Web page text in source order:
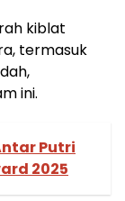
kiblat
termasuk
ini.
Putri
2025